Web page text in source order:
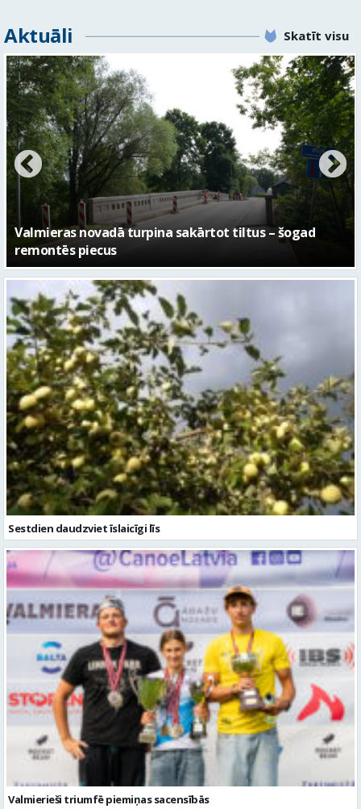
Aktuāli Skatīt visu
No pagaidu teātra līdz laikmetīgās kultūras centram
– kā attīstīsies “Kurtuve”
Sestdien daudzviet īslaicīgi līs
Valmierieši triumfē piemiņas sacensībās